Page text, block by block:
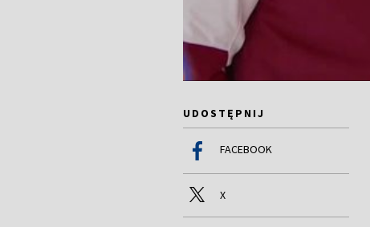
UDOSTĘPNIJ
FACEBOOK
X